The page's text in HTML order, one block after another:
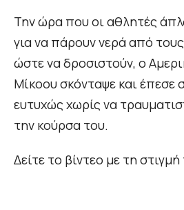
Την ώρα που οι αθλητές
για να πάρουν νερά από
ώστε να δροσιστούν, ο
Μίκοου σκόνταψε και έπεσε
ευτυχώς χωρίς να
την κούρσα του.
Δείτε το βίντεο με τη